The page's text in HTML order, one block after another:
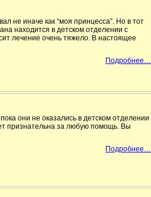
не иначе как “моя принцесса”. Но в тот
находится в детском отделении с
лечение очень тяжело. В настоящее
Подробнее…
они не оказались в детском отделении
признательна за любую помощь. Вы
Подробнее…